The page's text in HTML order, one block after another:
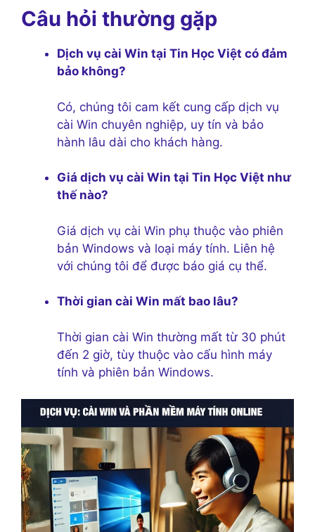
Câu hỏi thường gặp
Dịch vụ cài Win tại Tin Học Việt có đảm
bảo không?
Có, chúng tôi cam kết cung cấp dịch vụ
cài Win chuyên nghiệp, uy tín và bảo
hành lâu dài cho khách hàng.
Giá dịch vụ cài Win tại Tin Học Việt như
thế nào?
Giá dịch vụ cài Win phụ thuộc vào phiên
bản Windows và loại máy tính. Liên hệ
với chúng tôi để được báo giá cụ thể.
Thời gian cài Win mất bao lâu?
Thời gian cài Win thường mất từ 30 phút
đến 2 giờ, tùy thuộc vào cấu hình máy
tính và phiên bản Windows.